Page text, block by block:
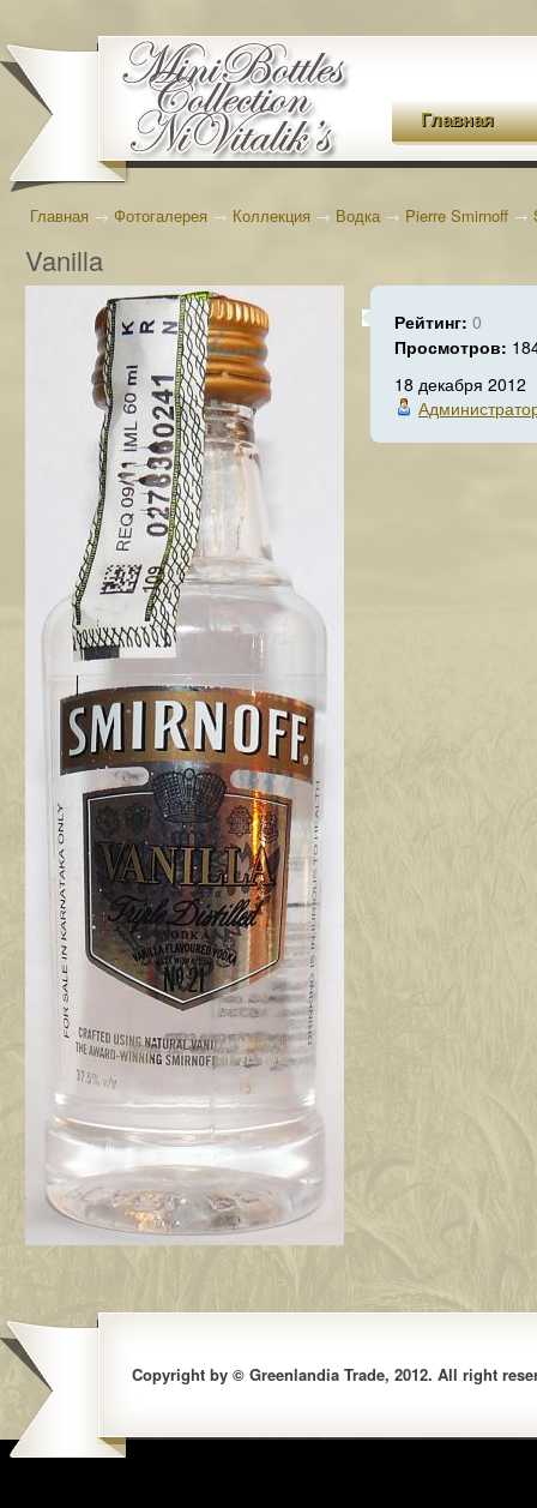
Главная
Главная → Фотогалерея → Коллекция → Водка→ Pierre Smirnoff →
Vanilla
Рейтинг: 0
Просмотров:
18 декабря 2012
Copyright by © Greenlandia Trade, 2012. All right